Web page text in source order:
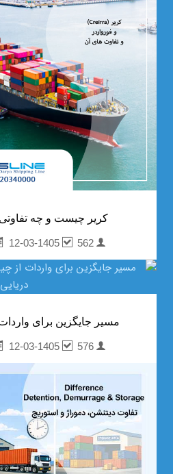
کریر چیست و چه تفاوتی
mirsaberi mahdi
12-03-1405 562
مسیر جایگزین برای
mirsaberi mahdi
12-03-1405 576